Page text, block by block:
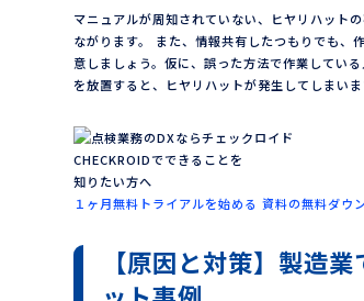
マニュアルが周知されていない、ヒヤリハット
ながります。 また、情報共有したつもりでも、
意しましょう。仮に、誤った方法で作業してい
を放置すると、ヒヤリハットが発生してしまいま
CHECKROIDでできることを
知りたい⽅へ
１ヶ月無料トライアルを始める 資料の無料ダウ
【原因と対策】製造